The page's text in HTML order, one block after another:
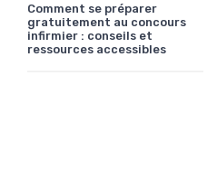
Comment se préparer
gratuitement au concours
infirmier : conseils et
ressources accessibles